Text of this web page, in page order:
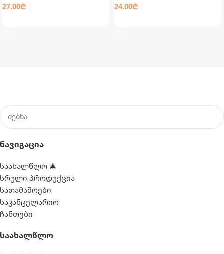
27.00₾
24.00₾
Ნავიგაცია
საახალწლო 🎄
სრული პროდუქცია
სათამაშოები
საკანცელარიო
ჩანთები
Საახალწლო